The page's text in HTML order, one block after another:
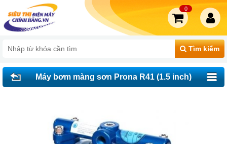
Tìm kiếm
0
Máy bơm màng sơn Prona R41 (1.5 inch)